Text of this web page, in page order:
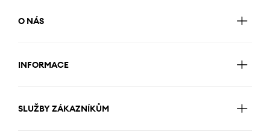
O NÁS
INFORMACE
SLUŽBY ZÁKAZNÍKŮM